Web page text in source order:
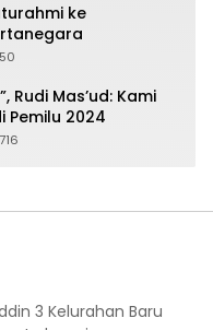
ke
Rudi Mas’ud: Kami
Pemilu 2024
3 Kelurahan Baru